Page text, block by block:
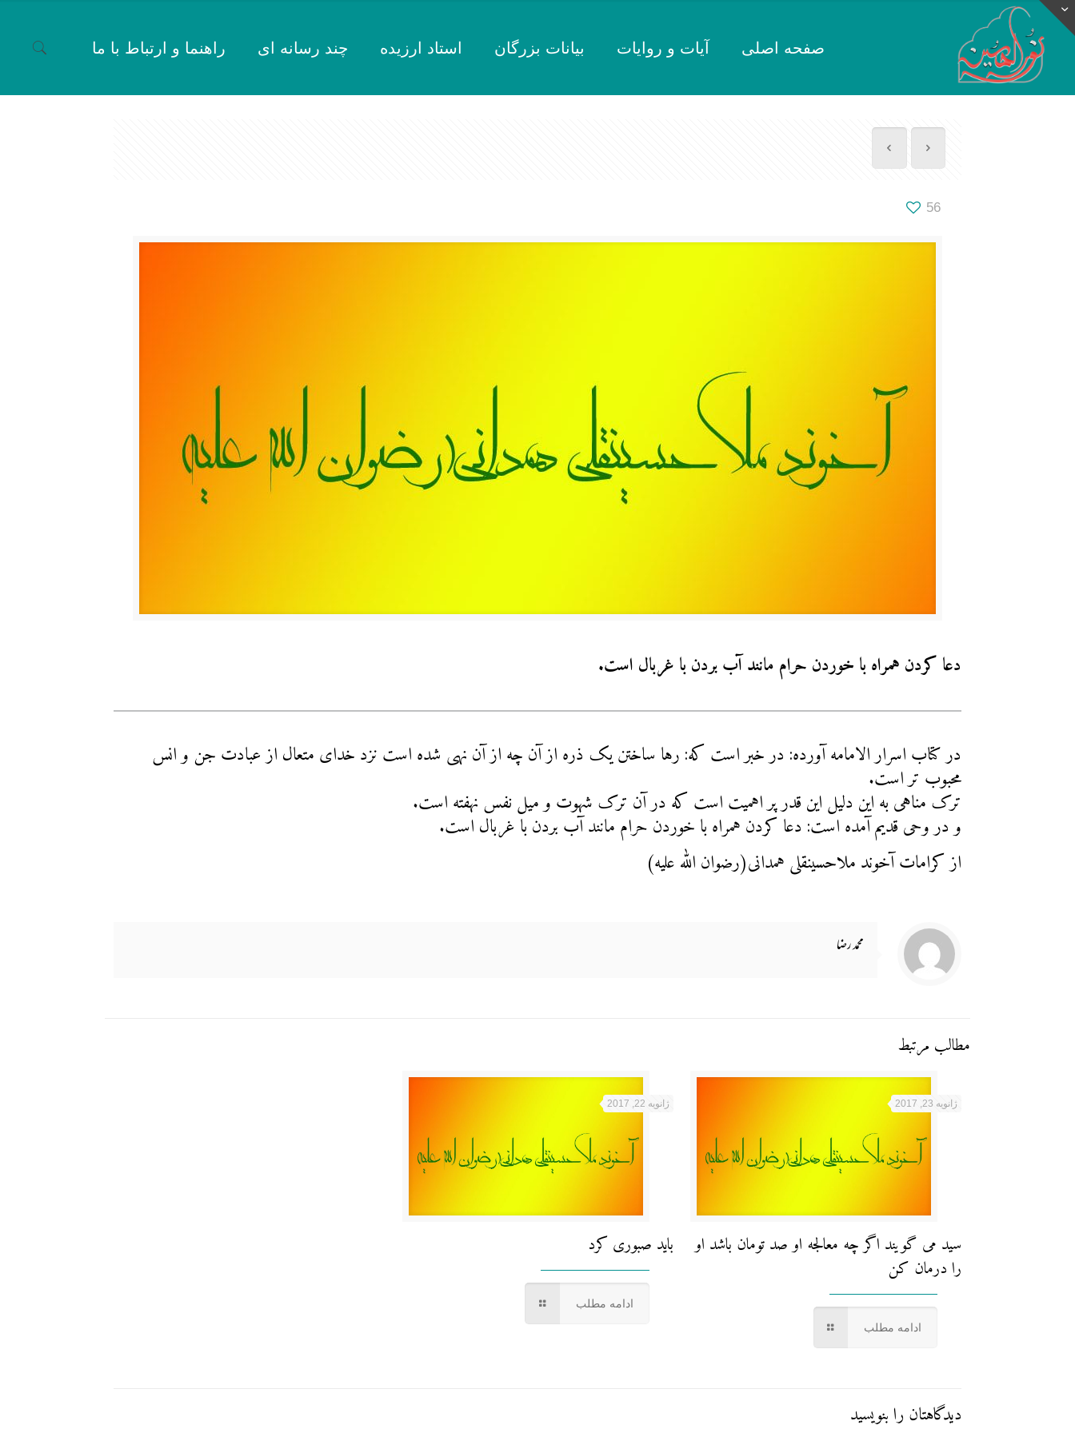
صفحه اصلی آیات و روایات بیانات بزرگان استاد ارزیده چند رسانه ای راهنما و ارتباط با ما
56
دعا کردن همراه با خوردن حرام مانند آب بردن با غربال است.
در کتاب اسرار الامامه آورده: در خبر است که: رها ساختن یک ذره از آن چه از آن نهی شده است نزد خدای متعال از عبادت جن و انس
محبوب تر است.
ترک مناهی به این دلیل این قدر پر اهمیت است که در آن ترک شهوت و میل نفس نهفته است.
و در وحی قدیم آمده است: دعا کردن همراه با خوردن حرام مانند آب بردن با غربال است.
از کرامات آخوند ملاحسینقلی همدانی(رضوان الله علیه)
محمد رضا
مطالب مرتبط
ژانویه 23, 2017
سید می گویند اگر چه معالجه او صد تومان باشد او
را درمان کن
ادامه مطلب
ژانویه 22, 2017
باید صبوری کرد
ادامه مطلب
دیدگاهتان را بنویسید